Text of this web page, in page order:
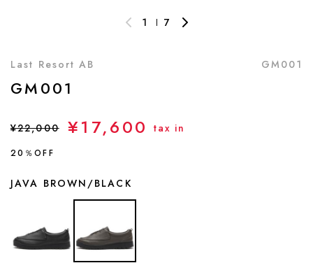
1 7
Last Resort AB GM001
GM001
¥22,000 ¥17,600 tax in
20％OFF
JAVA BROWN/BLACK